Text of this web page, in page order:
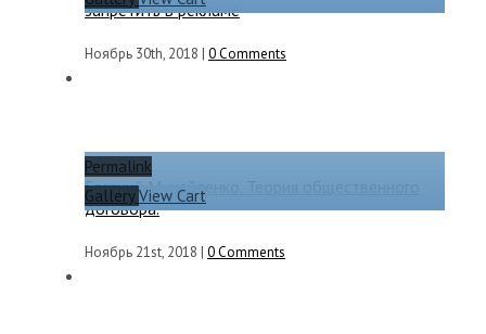
запретить в рекламе
Ноябрь 30th, 2018 | 0 Comments
Permalink
GalleryView Cart
Евгений Михайленко. Теория общественного
договора.
Ноябрь 21st, 2018 | 0 Comments